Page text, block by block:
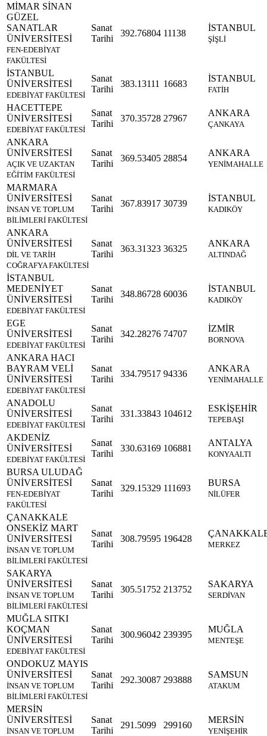
MİMAR SİNAN
GÜZEL
SANATLAR
ÜNİVERSİTESİ
FEN-EDEBİYAT
FAKÜLTESİ
Sanat
Tarihi
392.76804 11138
İSTANBUL
ŞİŞLİ
İSTANBUL
ÜNİVERSİTESİ
EDEBİYAT FAKÜLTESİ
Sanat
Tarihi
383.13111 16683
İSTANBUL
FATİH
HACETTEPE
ÜNİVERSİTESİ
EDEBİYAT FAKÜLTESİ
Sanat
Tarihi
370.35728 27967
ANKARA
ÇANKAYA
ANKARA
ÜNİVERSİTESİ
AÇIK VE UZAKTAN
EĞİTİM FAKÜLTESİ
Sanat
Tarihi
369.53405 28854
ANKARA
YENİMAHALLE
MARMARA
ÜNİVERSİTESİ
İNSAN VE TOPLUM
BİLİMLERİ FAKÜLTESİ
Sanat
Tarihi
367.83917 30739
İSTANBUL
KADIKÖY
ANKARA
ÜNİVERSİTESİ
DİL VE TARİH
COĞRAFYA FAKÜLTESİ
Sanat
Tarihi
363.31323 36325
ANKARA
ALTINDAĞ
İSTANBUL
MEDENİYET
ÜNİVERSİTESİ
EDEBİYAT FAKÜLTESİ
Sanat
Tarihi
348.86728 60036
İSTANBUL
KADIKÖY
EGE
ÜNİVERSİTESİ
EDEBİYAT FAKÜLTESİ
Sanat
Tarihi
342.28276 74707
İZMİR
BORNOVA
ANKARA HACI
BAYRAM VELİ
ÜNİVERSİTESİ
EDEBİYAT FAKÜLTESİ
Sanat
Tarihi
334.79517 94336
ANKARA
YENİMAHALLE
ANADOLU
ÜNİVERSİTESİ
EDEBİYAT FAKÜLTESİ
Sanat
Tarihi
331.33843 104612
ESKİŞEHİR
TEPEBAŞI
AKDENİZ
ÜNİVERSİTESİ
EDEBİYAT FAKÜLTESİ
Sanat
Tarihi
330.63169 106881
ANTALYA
KONYAALTI
BURSA ULUDAĞ
ÜNİVERSİTESİ
FEN-EDEBİYAT
FAKÜLTESİ
Sanat
Tarihi
329.15329 111693
BURSA
NİLÜFER
ÇANAKKALE
ONSEKİZ MART
ÜNİVERSİTESİ
İNSAN VE TOPLUM
BİLİMLERİ FAKÜLTESİ
Sanat
Tarihi
308.79595 196428
MERKEZ
SAKARYA
ÜNİVERSİTESİ
İNSAN VE TOPLUM
BİLİMLERİ FAKÜLTESİ
Sanat
Tarihi
305.51752 213752
SAKARYA
SERDİVAN
MUĞLA SITKI
KOÇMAN
ÜNİVERSİTESİ
EDEBİYAT FAKÜLTESİ
Sanat
Tarihi
300.96042 239395
MUĞLA
MENTEŞE
ONDOKUZ MAYIS
ÜNİVERSİTESİ
İNSAN VE TOPLUM
BİLİMLERİ FAKÜLTESİ
Sanat
Tarihi
292.30087 293888
SAMSUN
ATAKUM
MERSİN
ÜNİVERSİTESİ
İNSAN VE TOPLUM
Sanat
Tarihi
291.5099 299160
MERSİN
YENİŞEHİR